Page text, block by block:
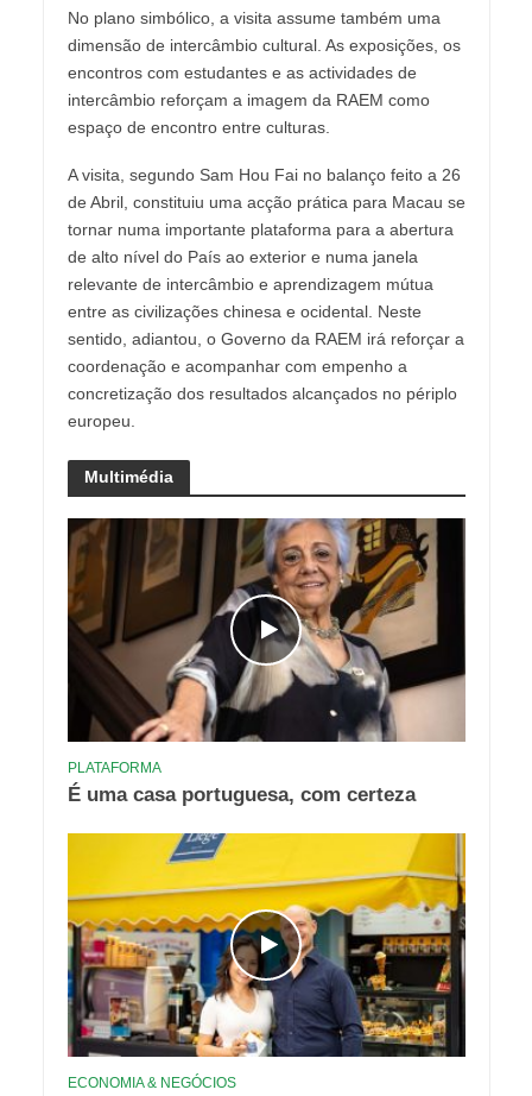
No plano simbólico, a visita assume também uma
dimensão de intercâmbio cultural. As exposições, os
encontros com estudantes e as actividades de
intercâmbio reforçam a imagem da RAEM como
espaço de encontro entre culturas.
A visita, segundo Sam Hou Fai no balanço feito a 26
de Abril, constituiu uma acção prática para Macau se
tornar numa importante plataforma para a abertura
de alto nível do País ao exterior e numa janela
relevante de intercâmbio e aprendizagem mútua
entre as civilizações chinesa e ocidental. Neste
sentido, adiantou, o Governo da RAEM irá reforçar a
coordenação e acompanhar com empenho a
concretização dos resultados alcançados no périplo
europeu.
Multimédia
PLATAFORMA
É uma casa portuguesa, com certeza
ECONOMIA & NEGÓCIOS